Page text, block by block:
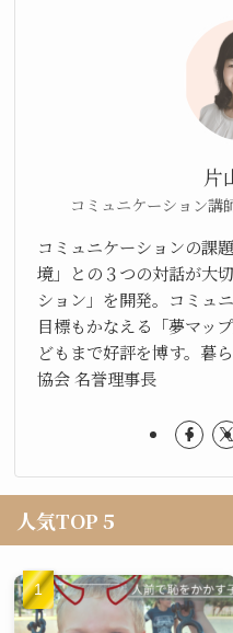
片
コミュニケーション講
コミュニケーションの課
境」との３つの対話が大
ション」を開発。コミュ
目標もかなえる「夢マッ
どもまで好評を博す。暮
協会 名誉理事長
人気TOP５